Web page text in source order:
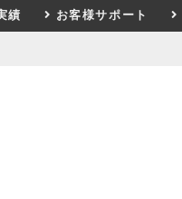
績 お客様サポート